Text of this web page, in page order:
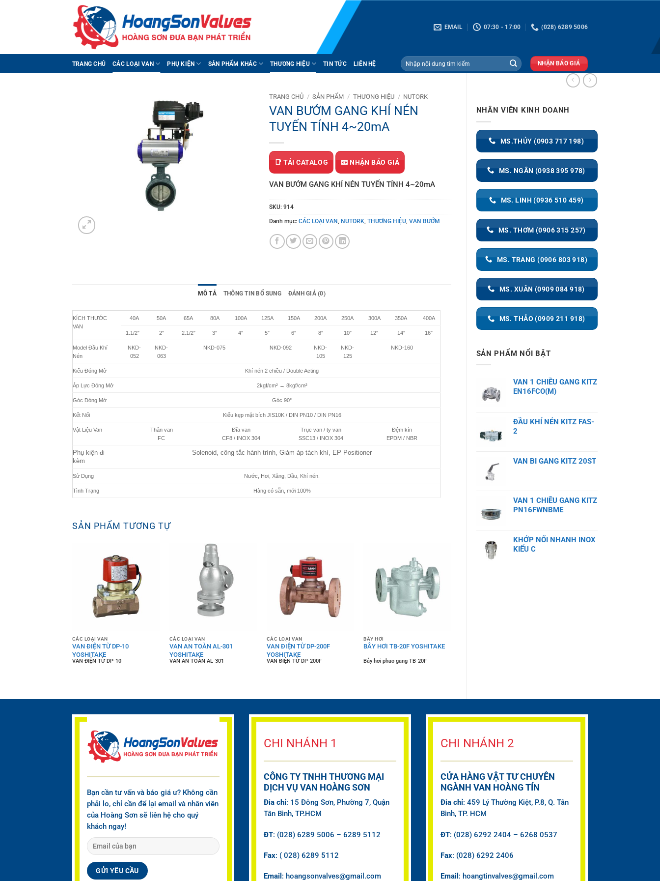
EMAIL 07:30 - 17:00 (028) 6289 5006
TRANG CHỦ CÁC LOẠI VAN PHỤ KIỆN SẢN PHẨM KHÁC THƯƠNG HIỆU TIN TỨC LIÊN HỆ
Tìm
kiếm:
NHẬN BÁO GIÁ
NHÂN VIÊN KINH DOANH
MS.THỦY (0903 717 198)
MS. NGÂN (0938 395 978)
MS. LINH (0936 510 459)
MS. THƠM (0906 315 257)
MS. TRANG (0906 803 918)
MS. XUÂN (0909 084 918)
MS. THẢO (0909 211 918)
SẢN PHẨM NỔI BẬT
VAN 1 CHIỀU GANG KITZ
EN16FCO(M)
ĐẦU KHÍ NÉN KITZ FAS-
2
VAN BI GANG KITZ 20ST
VAN 1 CHIỀU GANG KITZ
PN16FWNBME
KHỚP NỐI NHANH INOX
KIỂU C
TRANG CHỦ / SẢN PHẨM / THƯƠNG HIỆU / NUTORK
VAN BƯỚM GANG KHÍ NÉN
TUYẾN TÍNH 4~20mA
📑 TẢI CATALOG 📧 NHẬN BÁO GIÁ
VAN BƯỚM GANG KHÍ NÉN TUYẾN TÍNH 4~20mA
SKU: 914
Danh mục: CÁC LOẠI VAN, NUTORK, THƯƠNG HIỆU, VAN BƯỚM
MÔ TẢ THÔNG TIN BỔ SUNG ĐÁNH GIÁ (0)
KÍCH THƯỚC
VAN
40A 50A 65A 80A 100A 125A 150A 200A 250A 300A 350A 400A
1.1/2″ 2″ 2.1/2″ 3″ 4″ 5″ 6″ 8″ 10″ 12″ 14″ 16″
Model Đầu Khí
Nén
NKD-
052
NKD-
063
NKD-075 NKD-092
NKD-
105
NKD-
125
NKD-160
Kiểu Đóng Mở Khí nén 2 chiều / Double Acting
Áp Lực Đóng Mở 2kgf/cm² → 8kgf/cm²
Góc Đóng Mở Góc 90°
Kết Nối Kiểu kẹp mặt bích JIS10K / DIN PN10 / DIN PN16
Vật Liệu Van
Thân van
FC
Đĩa van
CF8 / INOX 304
Trục van / ty van
SSC13 / INOX 304
Đệm kín
EPDM / NBR
Phụ kiện đi
kèm
Solenoid, công tắc hành trình, Giảm áp tách khí, EP Positioner
Sử Dụng Nước, Hơi, Xăng, Dầu, Khí nén.
Tình Trạng Hàng có sẵn, mới 100%
SẢN PHẨM TƯƠNG TỰ
CÁC LOẠI VAN
VAN ĐIỆN TỪ DP-10
YOSHITAKE
VAN ĐIỆN TỪ DP-10
CÁC LOẠI VAN
VAN AN TOÀN AL-301
YOSHITAKE
VAN AN TOÀN AL-301
CÁC LOẠI VAN
VAN ĐIỆN TỪ DP-200F
YOSHITAKE
VAN ĐIỆN TỪ DP-200F
BẪY HƠI
BẪY HƠI TB-20F YOSHITAKE
Bẫy hơi phao gang TB-20F
Bạn cần tư vấn và báo giá ư? Không cần
phải lo, chỉ cần để lại email và nhân viên
của Hoàng Sơn sẽ liên hệ cho quý
khách ngay!
CHI NHÁNH 1
CÔNG TY TNHH THƯƠNG MẠI
DỊCH VỤ VAN HOÀNG SƠN
Đia chỉ: 15 Đông Sơn, Phường 7, Quận
Tân Bình, TP.HCM
ĐT: (028) 6289 5006 – 6289 5112
Fax: ( 028) 6289 5112
Email : hoangsonvalves@gmail.com
CHI NHÁNH 2
CỬA HÀNG VẬT TƯ CHUYÊN
NGÀNH VAN HOÀNG TÍN
Đia chỉ: 459 Lý Thường Kiệt, P.8, Q. Tân
Bình, TP. HCM
ĐT: (028) 6292 2404 – 6268 0537
Fax: (028) 6292 2406
Email : hoangtinvalves@gmail.com